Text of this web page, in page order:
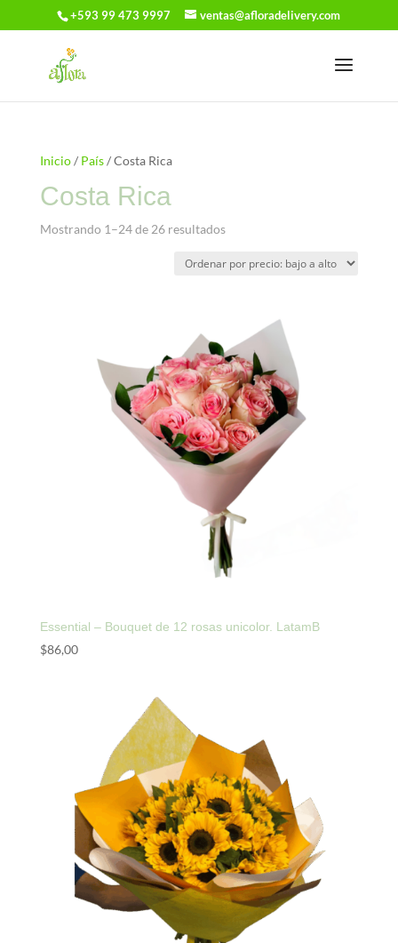
+593 99 473 9997 ventas@afloradelivery.com
Inicio/ País/ Costa Rica
Costa Rica
Mostrando 1–24 de 26 resultadosOrdenado
precio:
Essential – Bouquet de 12 rosas unicolor. LatamB
$86,00